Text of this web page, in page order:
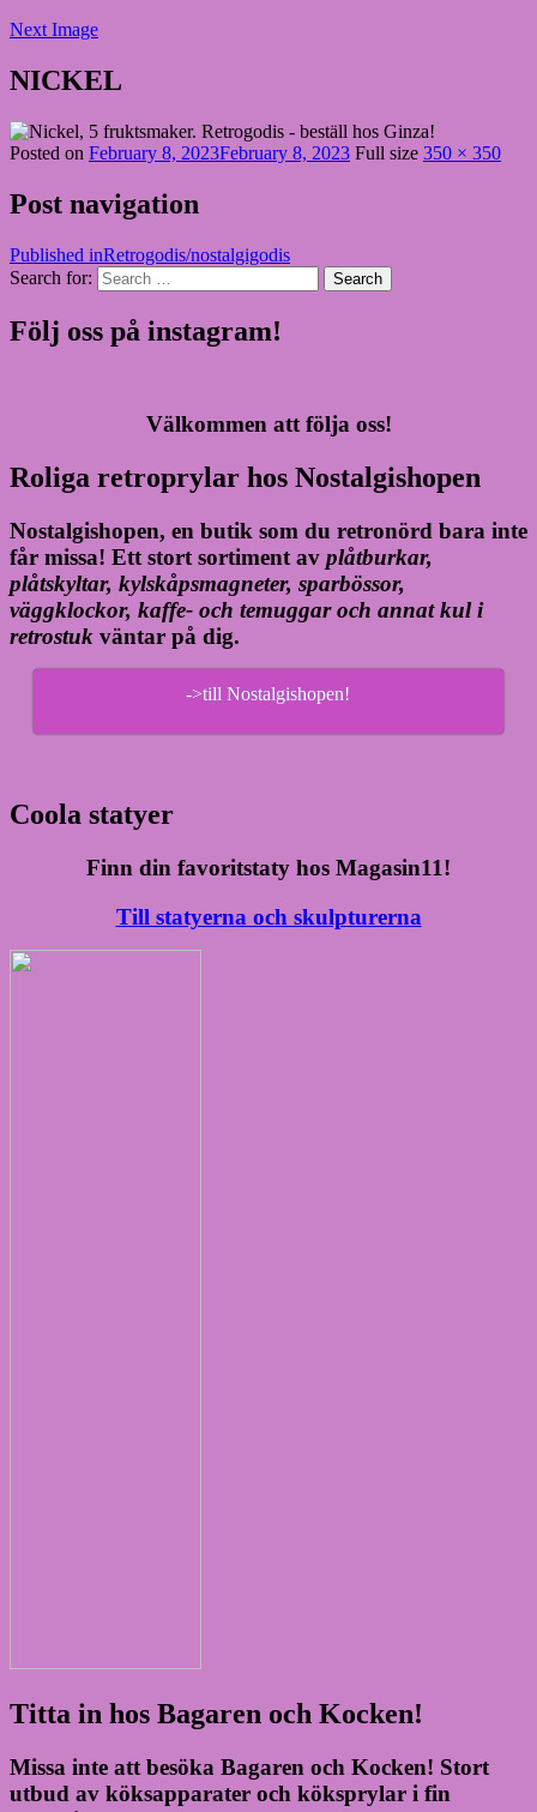
Next Image
NICKEL
Posted on February 8, 2023February 8, 2023 Full size 350 × 350
Post navigation
Published inRetrogodis/nostalgigodis
Search for:
Search
Följ oss på instagram!
Välkommen att följa oss!
Roliga retroprylar hos Nostalgishopen
Nostalgishopen, en butik som du retronörd bara inte
får missa! Ett stort sortiment av plåtburkar,
plåtskyltar, kylskåpsmagneter, sparbössor,
väggklockor, kaffe- och temuggar och annat kul i
retrostuk väntar på dig.
->till Nostalgishopen!
Coola statyer
Finn din favoritstaty hos Magasin11!
Till statyerna och skulpturerna
Titta in hos Bagaren och Kocken!
Missa inte att besöka Bagaren och Kocken! Stort
utbud av köksapparater och köksprylar i fin